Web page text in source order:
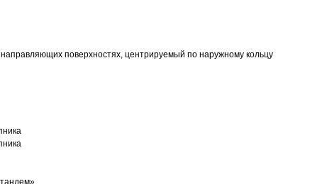
поверхностях, центрируемый по наружному кольцу